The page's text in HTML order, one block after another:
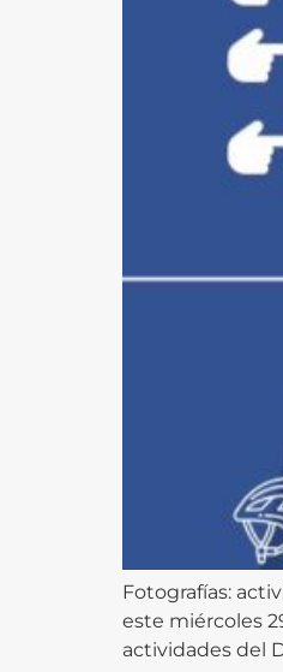
Fotografías:
este miércoles
actividades del